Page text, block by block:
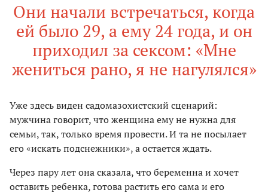
Они начали встречаться, когда
ей было 29, а ему 24 года, и он
приходил за сексом: «Мне
жениться рано, я не нагулялся»
Уже здесь виден садомазохистский сценарий:
мужчина говорит, что женщина ему не нужна для
семьи, так, только время провести. И та не посылает
его «искать подснежники», а остается ждать.
Через пару лет она сказала, что беременна и хочет
оставить ребенка, готова растить его сама и его